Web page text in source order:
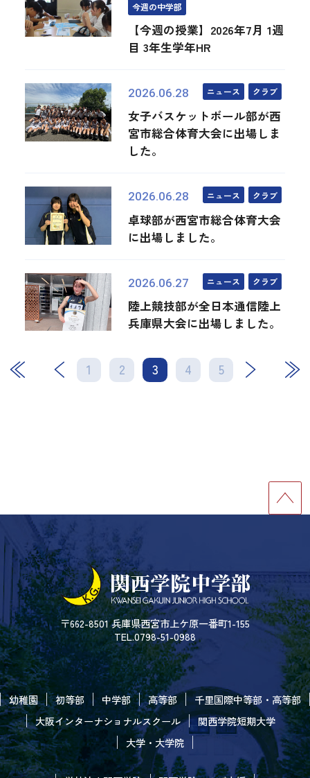
今週の中学部
【今週の授業】2026年7月 1週
目 3年生学年HR
2026.06.28 ニュース クラブ
女子バスケットボール部が西
宮市総合体育大会に出場しま
した。
2026.06.28 ニュース クラブ
卓球部が西宮市総合体育大会
に出場しました。
2026.06.27 ニュース クラブ
陸上競技部が全日本通信陸上
兵庫県大会に出場しました。
1 2 3 4 5
次 最後
〒662-8501 兵庫県西宮市上ケ原一番町1-155
TEL.0798-51-0988
幼稚園 初等部 中学部 高等部
千里国際中等部・高等部
大阪インターナショナルスクール
関西学院短期大学
大学・大学院